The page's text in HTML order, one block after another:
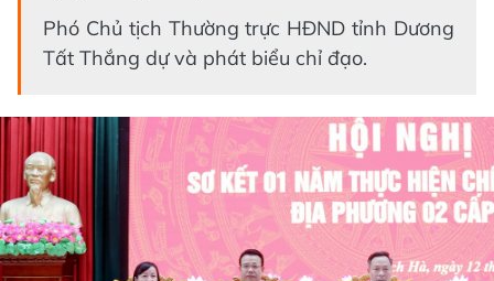
Phó Chủ tịch Thường trực HĐND tỉnh Dương
Tất Thắng dự và phát biểu chỉ đạo.